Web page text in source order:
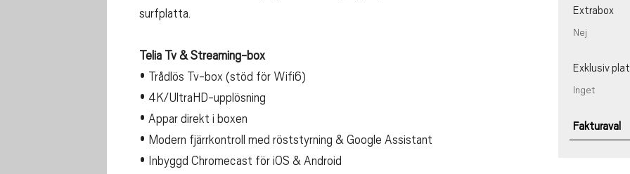
surfplatta.
Telia Tv & Streaming-box
• Trådlös Tv-box (stöd för Wifi6)
• 4K/UltraHD-upplösning
• Appar direkt i boxen
• Modern fjärrkontroll med röststyrning & Google Assistant
• Inbyggd Chromecast för iOS & Android
Extrabox
Nej
Exklusiv
Inget
Fakturaval